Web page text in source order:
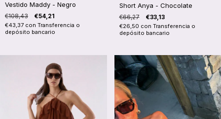
Vestido Maddy - Negro
€108,43 €54,21
€43,37 con Transferencia o
depósito bancario
Short Anya - Chocolate
€66,27 €33,13
€26,50 con Transferencia o
depósito bancario